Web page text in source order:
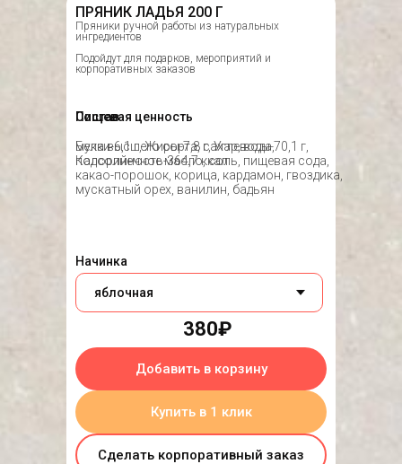
Добавить в корзину
Купить в 1 клик
Сделать корпоративный заказ
ПРЯНИК ЛАДЬЯ 200 Г
Пряники ручной работы из натуральных
ингредиентов
Подойдут для подарков, мероприятий и
корпоративных заказов
Начинка
мука высшего сорта, сахар, вода,
подсолнечное масло, соль, пищевая сода,
какао-порошок, корица, кардамон, гвоздика,
мускатный орех, ванилин, бадьян
Состав
380₽
Пищевая ценность
Белки-6,1 г, Жиры-7,8 г, Углеводы-70,1 г,
Калорийность-364,7 ккал